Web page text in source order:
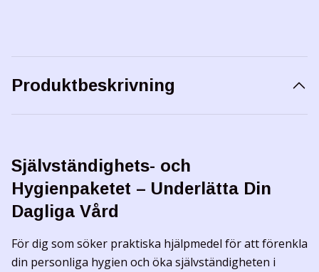
Produktbeskrivning
Självständighets- och
Hygienpaketet – Underlätta Din
Dagliga Vård
För dig som söker praktiska hjälpmedel för att förenkla
din personliga hygien och öka självständigheten i